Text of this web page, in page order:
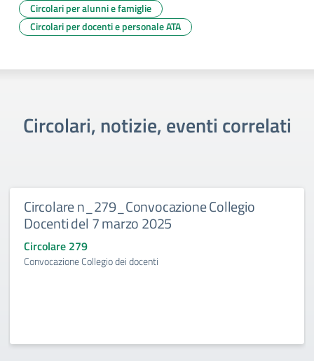
Circolari per alunni e famiglie
Circolari per docenti e personale ATA
Circolari, notizie, eventi correlati
Circolare n_279_Convocazione Collegio
Docenti del 7 marzo 2025
Circolare 279
Convocazione Collegio dei docenti